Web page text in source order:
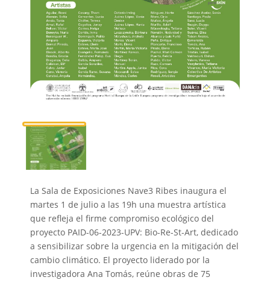
La Sala de Exposiciones Nave3 Ribes inaugura el
martes 1 de julio a las 19h una muestra artística
que refleja el firme compromiso ecológico del
proyecto PAID-06-2023-UPV: Bio-Re-St-Art, dedicado
a sensibilizar sobre la urgencia en la mitigación del
cambio climático. El proyecto liderado por la
investigadora Ana Tomás, reúne obras de 75